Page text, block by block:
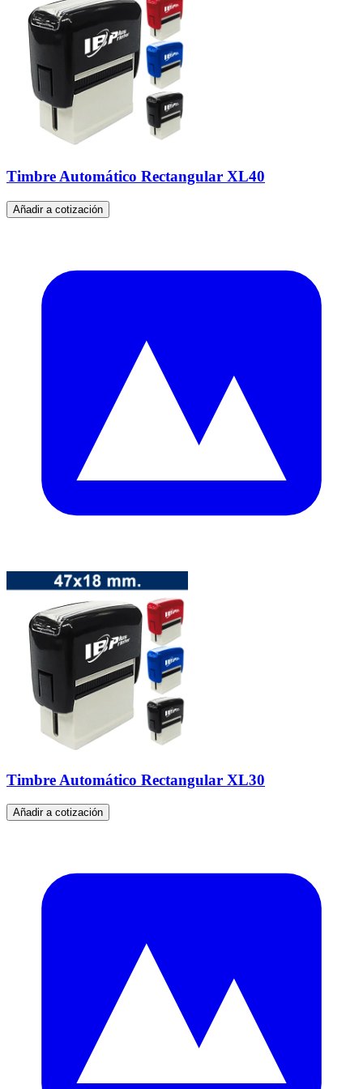
Timbre Automático Rectangular XL40
Añadir a cotización
Timbre Automático Rectangular XL30
Añadir a cotización